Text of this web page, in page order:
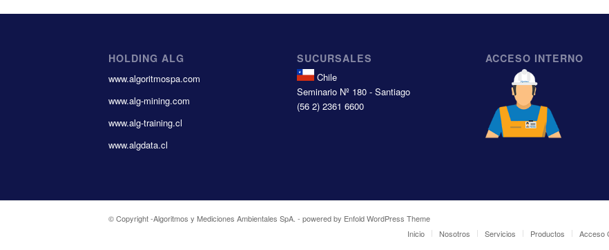
HOLDING ALG
www.algoritmospa.com
www.alg-mining.com
www.alg-training.cl
www.algdata.cl
SUCURSALES
Chile
Seminario Nº 180 - Santiago
(56 2) 2361 6600
ACCESO INTERNO
© Copyright -Algoritmos y Mediciones Ambientales SpA. - powered by Enfold WordPress Theme
Inicio
Nosotros Servicios Productos Acceso